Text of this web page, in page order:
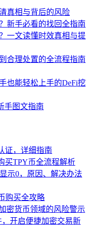
真相与背后的风险
新手必看的找回全指南
一文读懂时效真相与提
合理处置的全流程指南
也能轻松上手的DeFi挖
手图文指南
证，详细指南
买TPY币全流程解析
示0，原因、解决办法
购买全攻略
密货币领域的风险警示
，开启便捷加密交易新